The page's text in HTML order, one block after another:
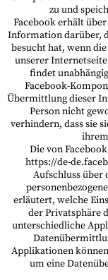
zu und
Facebook erhält
Information darüber,
besucht hat, wenn
unserer
findet
Facebook-
Übermittlung dieser
Person nicht
verhindern, dass sie
Die von
https://de-
Aufschluss über
erläutert, welche
der Privatsphäre
unterschiedliche
Applikationen
um eine